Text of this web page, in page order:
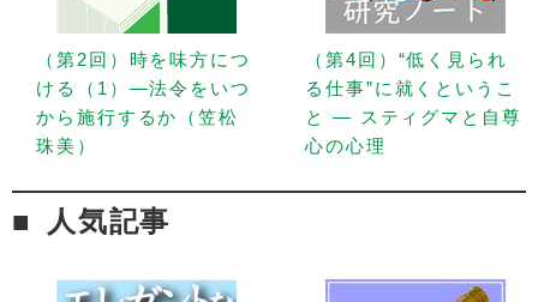
（第2回）時を味方につ
ける（1）—法令をいつ
から施行するか（笠松
珠美）
（第4回）“低く見られ
る仕事”に就くというこ
と — スティグマと自尊
心の心理
人気記事